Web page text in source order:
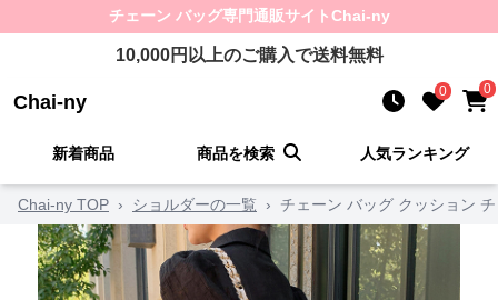
チェーン バッグ専門通販サイトChai-ny
10,000円以上のご購入で送料無料
Chai-ny 0 0
新着商品 商品を検索 人気ランキング
Chai-ny TOP › ショルダーの一覧 › チェーン バッグ クッション